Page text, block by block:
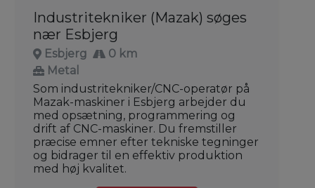
Industritekniker (Mazak) søges
nær Esbjerg
Esbjerg
0 km
Metal
Som industritekniker/CNC-operatør på
Mazak-maskiner i Esbjerg arbejder du
med opsætning, programmering og
drift af CNC-maskiner. Du fremstiller
præcise emner efter tekniske tegninger
og bidrager til en effektiv produktion
med høj kvalitet.